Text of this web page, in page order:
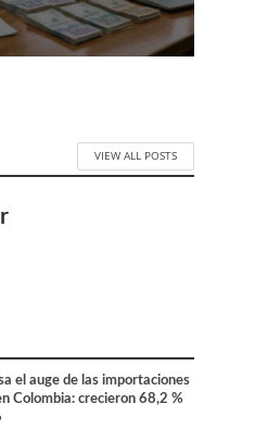
VIEW ALL POSTS
el auge de las importaciones
Colombia: crecieron 68,2 %